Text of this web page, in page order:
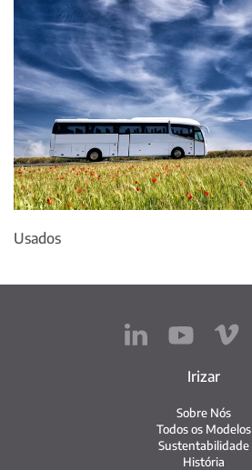
Usados
Irizar
Sobre Nós
Todos os Modelos
Sustentabilidade
História